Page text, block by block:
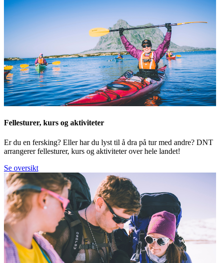
Fellesturer, kurs og aktiviteter
Er du en fersking? Eller har du lyst til å dra på tur med andre? DNT
arrangerer fellesturer, kurs og aktiviteter over hele landet!
Se oversikt